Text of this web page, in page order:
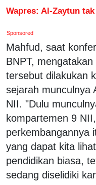
Wapres: Al-Zaytun
Sponsored
Mahfud, saat
BNPT,
tersebut dilakukan
sejarah munculnya
NII. "Dulu
kompartemen 9
perkembangannya
yang dapat kita
pendidikan biasa,
sedang diselidiki